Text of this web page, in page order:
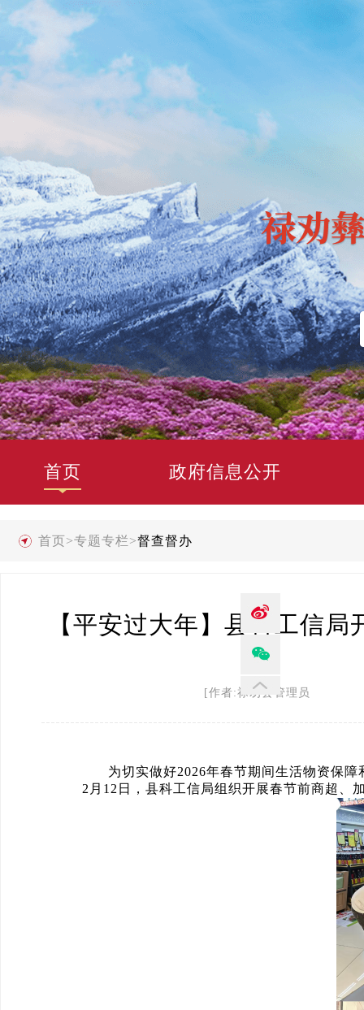
首页 政府信息公开
首页>专题专栏>督查督办
【平安过大年】县科工信
[作者:禄劝县管理员 发
为切实做好2026年春节期间生活物资保
2月12日，县科工信局组织开展春节前商超、